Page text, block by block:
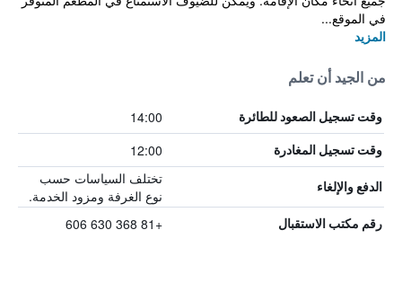
في الموقع...
المزيد
من الجيد أن تعلم
وقت تسجيل الصعود للطائرة 14:00
وقت تسجيل المغادرة 12:00
الدفع والإلغاء
تختلف السياسات حسب
نوع الغرفة ومزود الخدمة.
رقم مكتب الاستقبال +81 368 630 606